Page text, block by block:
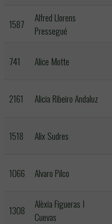
1587
Alfred Llorens
Pressegué
741 Alice Motte
2161 Alicia Ribeiro Andaluz
1518 Alix Sudres
1066 Alvaro Pilco
1308
Alèxia Figueras I
Cuevas